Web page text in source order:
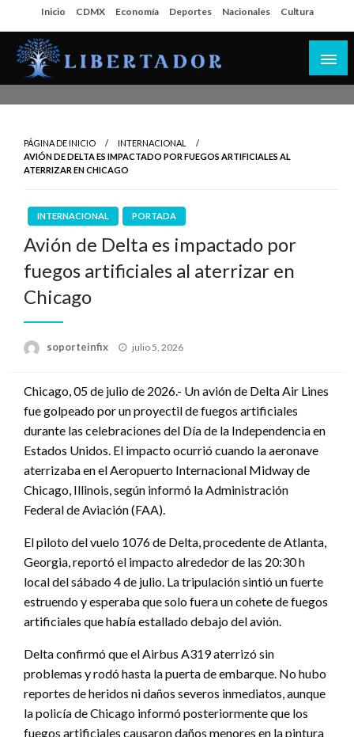
al
contenido
Inicio CDMX Economía Deportes Nacionales Cultura
PÁGINA DE INICIO
INTERNACIONAL
AVIÓN DE DELTA ES IMPACTADO POR FUEGOS ARTIFICIALES AL
ATERRIZAR EN CHICAGO
INTERNACIONAL PORTADA
Avión de Delta es impactado por
fuegos artificiales al aterrizar en
Chicago
soporteinfix
Publicado
julio 5, 2026
Chicago, 05 de julio de 2026.- Un avión de Delta Air Lines
fue golpeado por un proyectil de fuegos artificiales
durante las celebraciones del Día de la Independencia en
Estados Unidos. El impacto ocurrió cuando la aeronave
aterrizaba en el Aeropuerto Internacional Midway de
Chicago, Illinois, según informó la Administración
Federal de Aviación (FAA).
El piloto del vuelo 1076 de Delta, procedente de Atlanta,
Georgia, reportó el impacto alrededor de las 20:30 h
local del sábado 4 de julio. La tripulación sintió un fuerte
estruendo y esperaba que solo fuera un cohete de fuegos
artificiales que había estallado debajo del avión.
Delta confirmó que el Airbus A319 aterrizó sin
problemas y rodó hasta la puerta de embarque. No hubo
reportes de heridos ni daños severos inmediatos, aunque
la policía de Chicago informó posteriormente que los
fuegos artificiales causaron daños menores en la pintura